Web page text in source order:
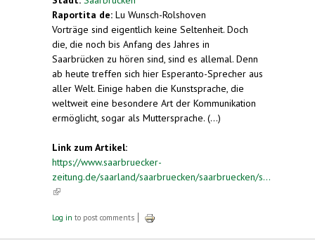
Raportita de: Lu Wunsch-Rolshoven
Vorträge sind eigentlich keine Seltenheit. Doch
die, die noch bis Anfang des Jahres in
Saarbrücken zu hören sind, sind es allemal. Denn
ab heute treffen sich hier Esperanto-Sprecher aus
aller Welt. Einige haben die Kunstsprache, die
weltweit eine besondere Art der Kommunikation
ermöglicht, sogar als Muttersprache. (...)
Link zum Artikel:
https://www.saarbruecker-
zeitung.de/saarland/saarbruecken/saarbruecken/s...
(link is external)
Log in to post comments